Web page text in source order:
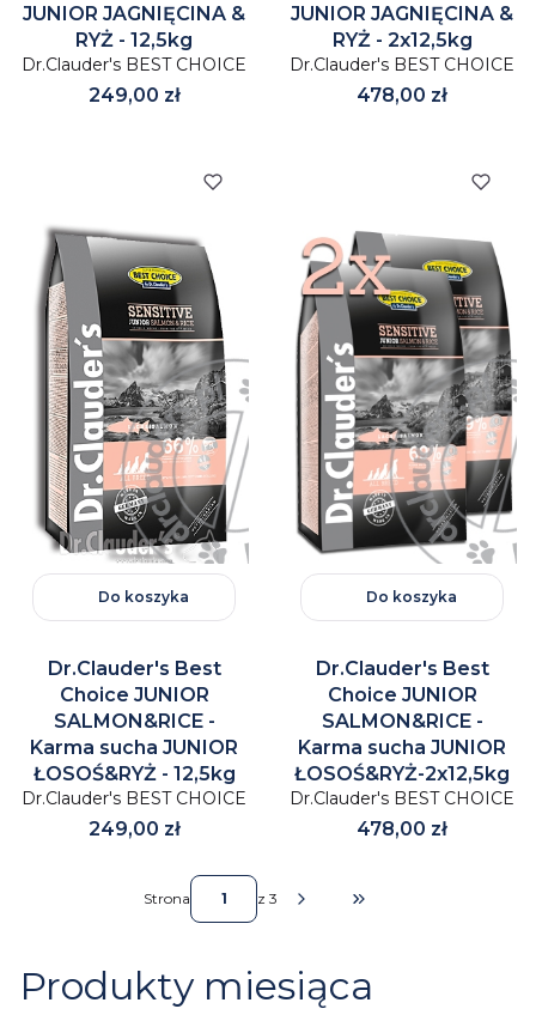
JUNIOR JAGNIĘCINA &
RYŻ - 12,5kg
Dr.Clauder's BEST CHOICE
Cena
249,00 zł
JUNIOR JAGNIĘCINA &
RYŻ - 2x12,5kg
Dr.Clauder's BEST CHOICE
Cena
478,00 zł
Do koszyka
Dr.Clauder's Best
Choice JUNIOR
SALMON&RICE -
Karma sucha JUNIOR
ŁOSOŚ&RYŻ - 12,5kg
Dr.Clauder's BEST CHOICE
Cena
249,00 zł
Do koszyka
Dr.Clauder's Best
Choice JUNIOR
SALMON&RICE -
Karma sucha JUNIOR
ŁOSOŚ&RYŻ-2x12,5kg
Dr.Clauder's BEST CHOICE
Cena
478,00 zł
Strona z 3 Przejdź do ostatniej
Produkty miesiąca